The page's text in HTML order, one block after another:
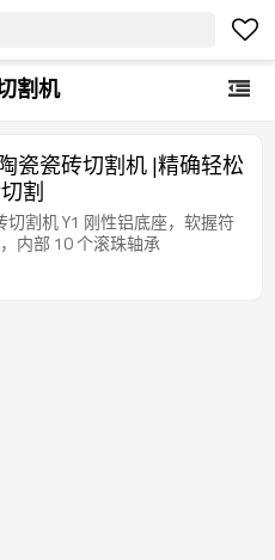
割机
瓷瓷砖切割机 |精确轻松
割
切割机 Y1 刚性铝底座，软握符
内部 10 个滚珠轴承